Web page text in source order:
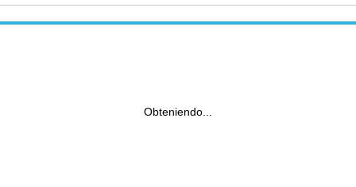
Obteniendo...